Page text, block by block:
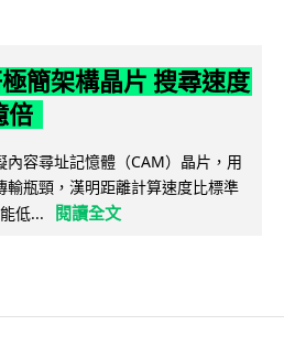
簡架構晶片 搜尋速度
倍
容尋址記憶體（CAM）晶片，用
輸瓶頸，漢明距離計算速度比標準
低...
閱讀全文